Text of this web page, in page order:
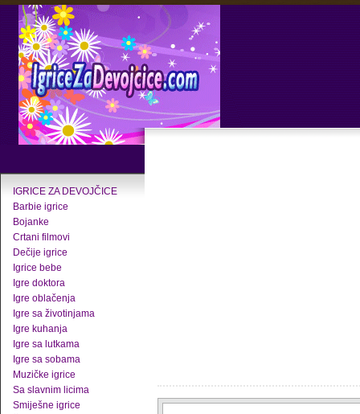
IGRICE ZA DEVOJČICE
Barbie igrice
Bojanke
Crtani filmovi
Dečije igrice
Igrice bebe
Igre doktora
Igre oblačenja
Igre sa životinjama
Igre kuhanja
Igre sa lutkama
Igre sa sobama
Muzičke igrice
Sa slavnim licima
Smiješne igrice